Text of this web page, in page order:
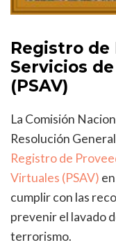
Registro de
Servicios
(PSAV)
La Comisión
Resolución
Registro de
Virtuales (PSAV)
cumplir con las
prevenir el lavado
terrorismo.